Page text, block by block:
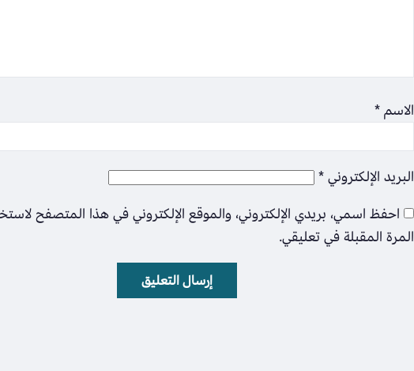
الاسم*
البريد الإلكتروني*
احفظ اسمي، بريدي الإلكتروني، والموقع الإلكتروني في هذا المتصفح
المرة المقبلة في تعليقي.